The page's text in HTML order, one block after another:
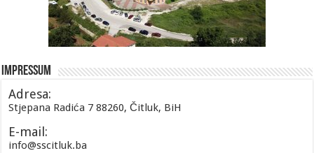
Impressum
Adresa:
Stjepana Radića 7 88260, Čitluk, BiH
E-mail:
info@sscitluk.ba